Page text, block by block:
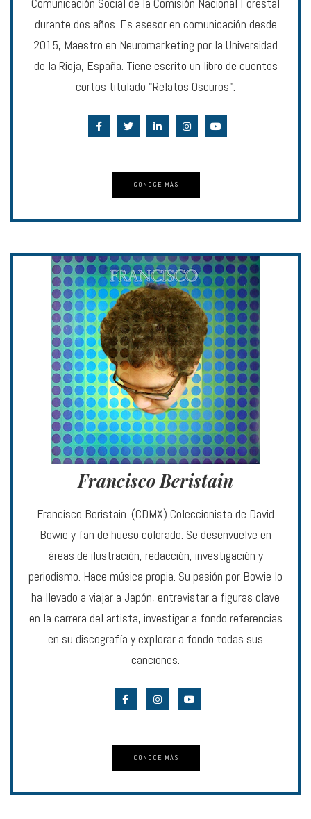
Comunicación Social de la Comisión Nacional Forestal
durante dos años. Es asesor en comunicación desde
2015, Maestro en Neuromarketing por la Universidad
de la Rioja, España. Tiene escrito un libro de cuentos
cortos titulado "Relatos Oscuros".
CONOCE MÁS
Francisco Beristain
Francisco Beristain. (CDMX) Coleccionista de David
Bowie y fan de hueso colorado. Se desenvuelve en
áreas de ilustración, redacción, investigación y
periodismo. Hace música propia. Su pasión por Bowie lo
ha llevado a viajar a Japón, entrevistar a figuras clave
en la carrera del artista, investigar a fondo referencias
en su discografía y explorar a fondo todas sus
canciones.
CONOCE MÁS